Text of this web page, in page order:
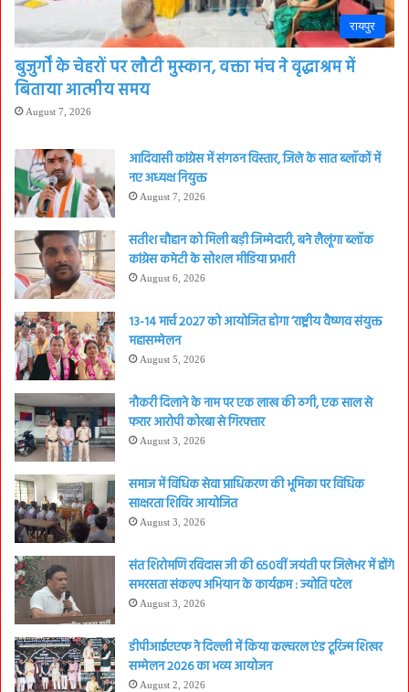
रायपुर
बुजुर्गों के चेहरों पर लौटी मुस्कान, वक्ता मंच ने वृद्धाश्रम में
बिताया आत्मीय समय
August 7, 2026
आदिवासी कांग्रेस में संगठन विस्तार, जिले के सात ब्लॉकों में
नए अध्यक्ष नियुक्त
August 7, 2026
सतीश चौहान को मिली बड़ी जिम्मेदारी, बने लैलूंगा ब्लॉक
कांग्रेस कमेटी के सोशल मीडिया प्रभारी
August 6, 2026
13-14 मार्च 2027 को आयोजित होगा ‘राष्ट्रीय वैष्णव संयुक्त
महासम्मेलन
August 5, 2026
नौकरी दिलाने के नाम पर एक लाख की ठगी, एक साल से
फरार आरोपी कोरबा से गिरफ्तार
August 3, 2026
समाज में विधिक सेवा प्राधिकरण की भूमिका पर विधिक
साक्षरता शिविर आयोजित
August 3, 2026
संत शिरोमणि रविदास जी की 650वीं जयंती पर जिलेभर में होंगे
समरसता संकल्प अभियान के कार्यक्रम : ज्योति पटेल
August 3, 2026
डीपीआईएएफ ने दिल्ली में किया कल्चरल एंड टूरिज्म शिखर
सम्मेलन 2026 का भव्य आयोजन
August 2, 2026